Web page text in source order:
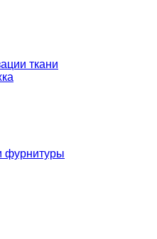
ткани
фурнитуры